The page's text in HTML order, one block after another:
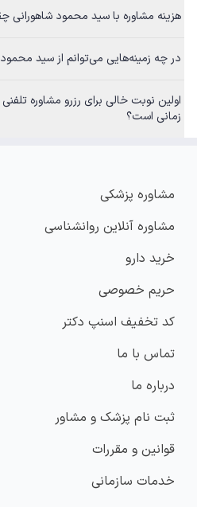
هزینه مشاوره با سید محمود شاهورانی چقدر است؟
در چه زمینه‌هایی می‌توانم از سید محمود شاهورانی مشاوره بگیرم؟
زمانی است؟
مشاوره پزشکی
مشاوره آنلاین روانشناسی
خرید دارو
حریم خصوصی
کد تخفیف اسنپ دکتر
تماس با ما
درباره ما
ثبت نام پزشک و مشاور
قوانین و مقررات
خدمات سازمانی